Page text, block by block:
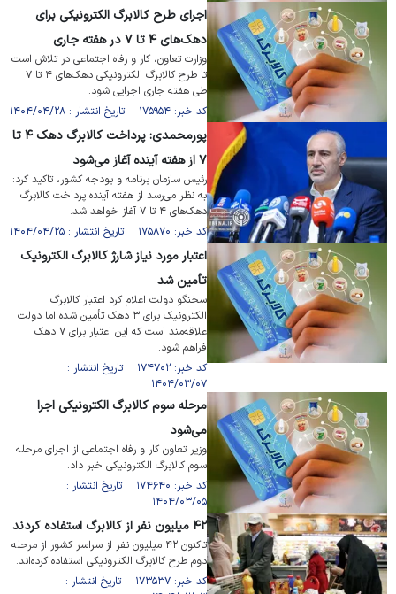
اجرای طرح کالابرگ الکترونیکی برای
دهک‌های ۴ تا ۷ در هفته جاری
وزارت تعاون، کار و رفاه اجتماعی در تلاش است
تا طرح کالابرگ الکترونیکی دهک‌های ۴ تا ۷
طی هفته جاری اجرایی شود.
کد خبر: ۱۷۵۹۵۴ تاریخ انتشار : ۱۴۰۴/۰۴/۲۸
پورمحمدی: پرداخت کالابرگ دهک ۴ تا
۷ از هفته آینده آغاز می‌شود
رئیس سازمان برنامه و بودجه کشور، تاکید کرد:
به نظر می‌رسد از هفته آینده پرداخت کالابرگ
دهک‌های ۴ تا ۷ آغاز خواهد شد.
کد خبر: ۱۷۵۸۷۰ تاریخ انتشار : ۱۴۰۴/۰۴/۲۵
اعتبار مورد نیاز شارژ کالابرگ الکترونیک
تأمین شد
سخنگو دولت اعلام کرد اعتبار کالابرگ
الکترونیک برای ۳ دهک تأمین شده اما دولت
علاقه‌مند است که این اعتبار برای ۷ دهک
فراهم شود.
کد خبر: ۱۷۴۷۰۲ تاریخ انتشار :
۱۴۰۴/۰۳/۰۷
مرحله سوم کالابرگ الکترونیکی اجرا
می‌شود
وزیر تعاون کار و رفاه اجتماعی از اجرای مرحله
سوم کالابرگ الکترونیکی خبر داد.
کد خبر: ۱۷۴۶۴۰ تاریخ انتشار :
۱۴۰۴/۰۳/۰۵
۴۲ میلیون نفر از کالابرگ استفاده کردند
تاکنون ۴۲ میلیون نفر از سراسر کشور از مرحله
دوم طرح کالابرگ الکترونیکی استفاده کرده‌اند.
کد خبر: ۱۷۳۵۳۷ تاریخ انتشار :